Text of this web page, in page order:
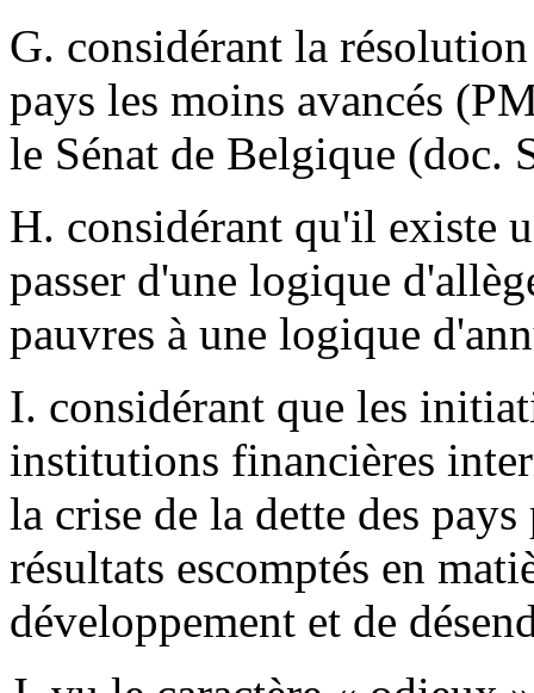
G. considérant la
pays les moins avancés
le Sénat de Belgique (doc.
H. considérant qu'il existe
passer d'une logique
pauvres à une logique
I. considérant que les
institutions financières
la crise de la dette des
résultats escomptés en
développement et de